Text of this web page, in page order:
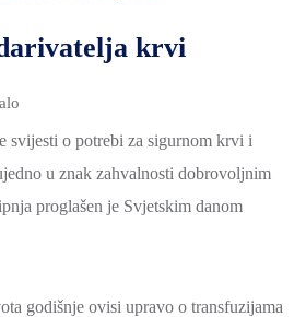
krvi
svijesti o potrebi za sigurnom krvi i
u znak zahvalnosti dobrovoljnim
proglašen je Svjetskim danom
godišnje ovisi upravo o transfuzijama